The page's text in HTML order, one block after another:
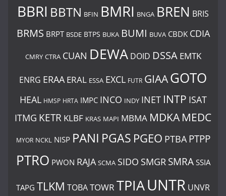
BBRI BBTN BFIN BMRI BNGA BREN BRIS
BRMS BRPT BSDE BTPS BUKA BUMI BUVA CBDK CDIA
CMRY CTRA CUAN DEWA DOID DSSA EMTK
ENRG ERAA ERAL ESSA EXCL FUTR GIAAGOTO
HEAL HMSP HRTA IMPC INCO INDY INET INTP ISAT
ITMG KETR KLBF KRAS MAPI MBMA MDKA MEDC
MYOR NCKL NISP PANI PGAS PGEO PTBA PTPP
PTRO PWON RAJA SCMA SIDO SMGR SMRA SSIA
TAPG TLKM TOBATOWR TPIAUNTR UNVR